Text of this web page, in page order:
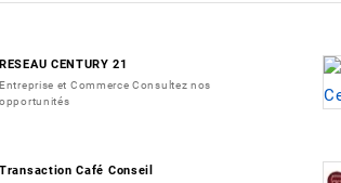
RESEAU CENTURY 21
Entreprise et Commerce Consultez nos
opportunités
Transaction Café Conseil